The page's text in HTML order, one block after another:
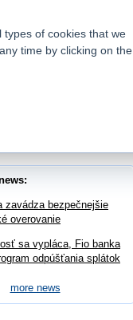
zavádza bezpečnejšie
overovanie
sa vypláca, Fio banka
odpúšťania splátok
more news
types of cookies that we
time by clicking on the